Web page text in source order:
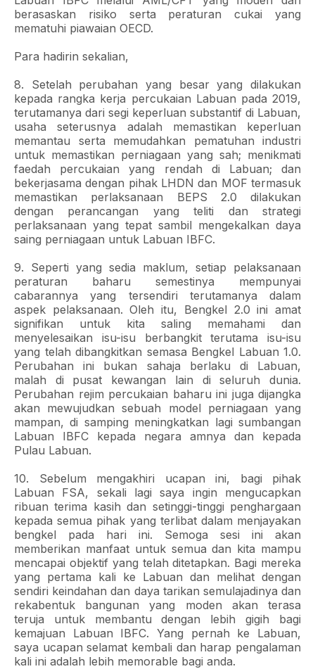
berasaskan risiko serta peraturan cukai yang
mematuhi piawaian OECD.
Para hadirin sekalian,
8. Setelah perubahan yang besar yang dilakukan
kepada rangka kerja percukaian Labuan pada 2019,
terutamanya dari segi keperluan substantif di Labuan,
usaha seterusnya adalah memastikan keperluan
memantau serta memudahkan pematuhan industri
untuk memastikan perniagaan yang sah; menikmati
faedah percukaian yang rendah di Labuan; dan
bekerjasama dengan pihak LHDN dan MOF termasuk
memastikan perlaksanaan BEPS 2.0 dilakukan
dengan perancangan yang teliti dan strategi
perlaksanaan yang tepat sambil mengekalkan daya
saing perniagaan untuk Labuan IBFC.
9. Seperti yang sedia maklum, setiap pelaksanaan
peraturan baharu semestinya mempunyai
cabarannya yang tersendiri terutamanya dalam
aspek pelaksanaan. Oleh itu, Bengkel 2.0 ini amat
signifikan untuk kita saling memahami dan
menyelesaikan isu-isu berbangkit terutama isu-isu
yang telah dibangkitkan semasa Bengkel Labuan 1.0.
Perubahan ini bukan sahaja berlaku di Labuan,
malah di pusat kewangan lain di seluruh dunia.
Perubahan rejim percukaian baharu ini juga dijangka
akan mewujudkan sebuah model perniagaan yang
mampan, di samping meningkatkan lagi sumbangan
Labuan IBFC kepada negara amnya dan kepada
Pulau Labuan.
10. Sebelum mengakhiri ucapan ini, bagi pihak
Labuan FSA, sekali lagi saya ingin mengucapkan
ribuan terima kasih dan setinggi-tinggi penghargaan
kepada semua pihak yang terlibat dalam menjayakan
bengkel pada hari ini. Semoga sesi ini akan
memberikan manfaat untuk semua dan kita mampu
mencapai objektif yang telah ditetapkan. Bagi mereka
yang pertama kali ke Labuan dan melihat dengan
sendiri keindahan dan daya tarikan semulajadinya dan
rekabentuk bangunan yang moden akan terasa
teruja untuk membantu dengan lebih gigih bagi
kemajuan Labuan IBFC. Yang pernah ke Labuan,
saya ucapan selamat kembali dan harap pengalaman
kali ini adalah lebih memorable bagi anda.